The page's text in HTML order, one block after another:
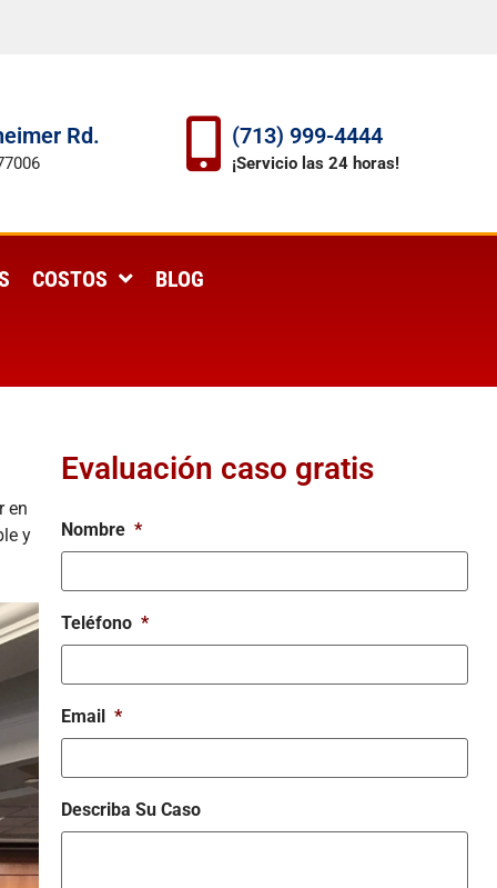
Rd. (713) 999-4444
¡Servicio las 24 horas!
COSTOS BLOG
en
y
Evaluación caso gratis
Nombre *
Teléfono *
Email *
Describa Su Caso